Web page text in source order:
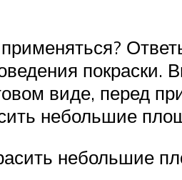
покраски.
виде, перед
небольшие
небольшие